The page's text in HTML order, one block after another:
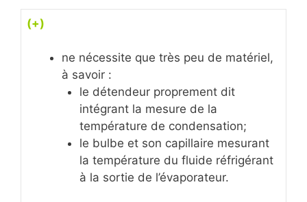
(+)
ne nécessite que très peu de matériel,
à savoir :
le détendeur proprement dit
intégrant la mesure de la
température de condensation;
le bulbe et son capillaire mesurant
la température du fluide réfrigérant
à la sortie de l’évaporateur.